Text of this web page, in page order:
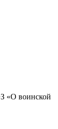
«О воинской